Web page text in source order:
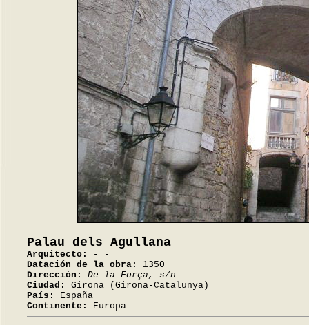
Palau dels Agullana
Arquitecto:
- -
Datación de la obra:
1350
Dirección:
De la Força, s/n
Ciudad:
Girona (Girona-Catalunya)
País:
España
Continente:
Europa